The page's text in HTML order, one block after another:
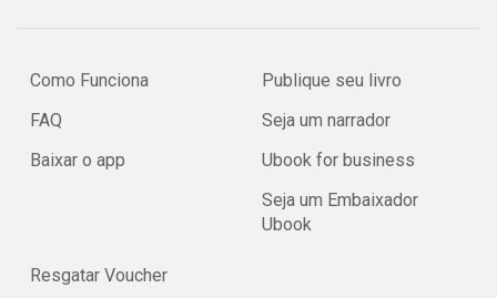
Como Funciona
FAQ
Baixar o app
Publique seu livro
Seja um narrador
Ubook for business
Seja um Embaixador
Ubook
Resgatar Voucher